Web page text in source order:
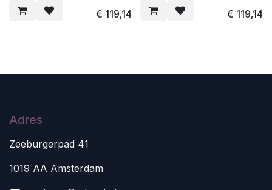
€ 119,14 € 119,14
Adres
Zeeburgerpad 41
1019 AA Amsterdam